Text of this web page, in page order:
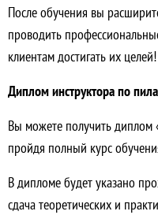
После обучения вы
проводить
клиентам достигать их целей!
Диплом инструктора по
Вы можете получить
пройдя полный курс
В дипломе будет указано
сдача теоретических и